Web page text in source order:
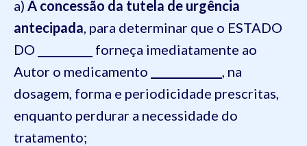
a) A concessão da tutela de urgência
antecipada, para determinar que o ESTADO
DO __________ forneça imediatamente ao
Autor o medicamento
, na
dosagem, forma e periodicidade prescritas,
enquanto perdurar a necessidade do
tratamento;